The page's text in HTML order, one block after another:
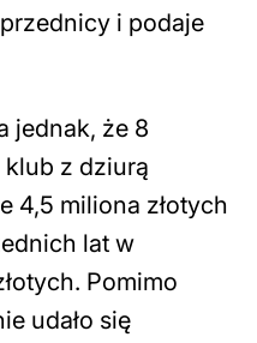
i podaje
jednak, że 8
klub z dziurą
4,5 miliona złotych
lat w
Pomimo
udało się